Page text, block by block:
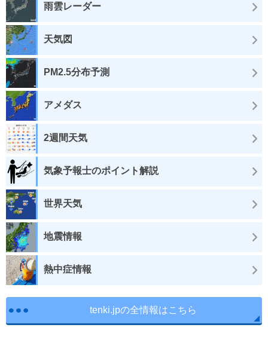
雨雲レーダー
天気図
PM2.5分布予測
アメダス
2週間天気
気象予報士のポイント解説
世界天気
地震情報
熱中症情報
tenki.jpの全情報はこちら